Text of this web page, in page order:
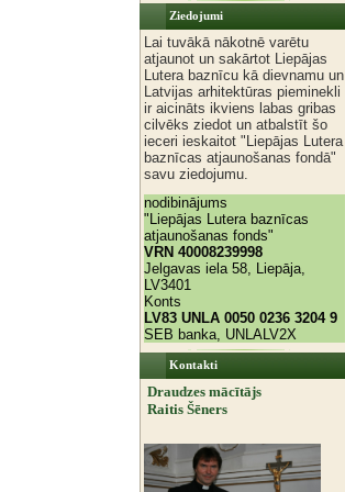
Ziedojumi
Lai tuvākā nākotnē varētu
atjaunot un sakārtot Liepājas
Lutera baznīcu kā dievnamu un
Latvijas arhitektūras pieminekli
ir aicināts ikviens labas gribas
cilvēks ziedot un atbalstīt šo
ieceri ieskaitot "Liepājas Lutera
baznīcas atjaunošanas fondā"
savu ziedojumu.
nodibinājums
"Liepājas Lutera baznīcas
atjaunošanas fonds"
VRN 40008239998
Jelgavas iela 58, Liepāja,
LV3401
Konts
LV83 UNLA 0050 0236 3204 9
SEB banka, UNLALV2X
Kontakti
Draudzes mācītājs
Raitis Šēners